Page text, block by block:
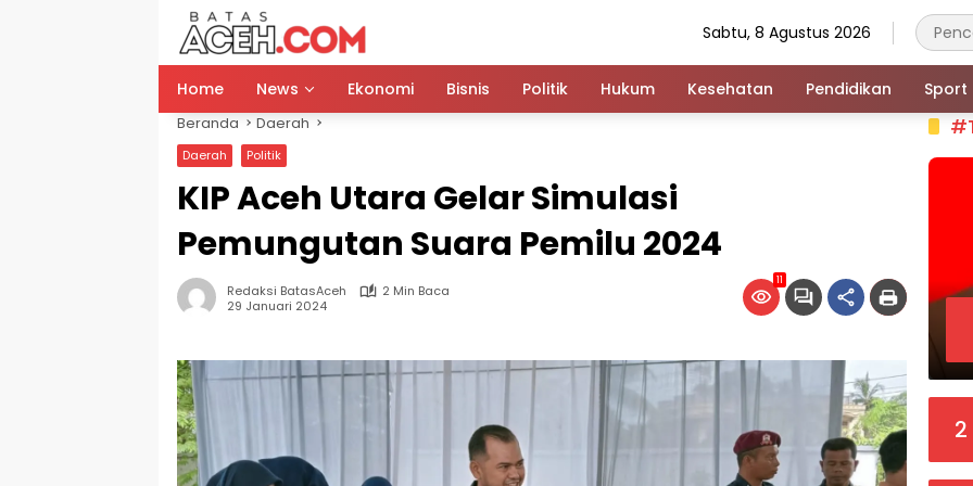
Sabtu, 8 Agustus 2026
Home News Ekonomi Bisnis Politik Hukum Kesehatan Pendidikan Sport
Beranda Daerah
Daerah Politik
KIP Aceh Utara Gelar Simulasi
Pemungutan Suara Pemilu 2024
Redaksi BatasAceh
2 Min Baca
29 Januari 2024
11
2